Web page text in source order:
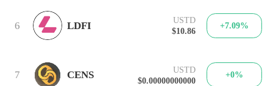
6 LDFI
USTD
$10.86
+7.09%
7 CENS
USTD
$0.00000000000
+0%